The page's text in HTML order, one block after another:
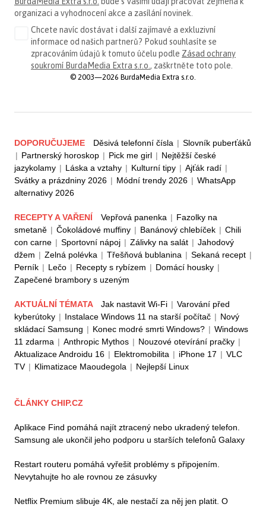
organizaci a vyhodnocení akce a zasílání novinek.
Chcete navíc dostávat i další zajímavé a exkluzivní
informace od našich partnerů? Pokud souhlasíte se
zpracováním údajů k tomuto účelu podle Zásad ochrany
soukromí BurdaMedia Extra s.r.o., zaškrtněte toto pole.
© 2003—2026 BurdaMedia Extra s.r.o.
DOPORUČUJEME Děsivá telefonní čísla | Slovník puberťáků
| Partnerský horoskop | Pick me girl | Nejtěžší české
jazykolamy | Láska a vztahy | Kulturní tipy | Ajťák radí |
Svátky a prázdniny 2026 | Módní trendy 2026 | WhatsApp
alternativy 2026
RECEPTY A VAŘENÍ Vepřová panenka | Fazolky na
smetaně | Čokoládové muffiny | Banánový chlebíček | Chili
con carne | Sportovní nápoj | Zálivky na salát | Jahodový
džem | Zelná polévka | Třešňová bublanina | Sekaná recept |
Perník | Lečo | Recepty s rybízem | Domácí housky |
Zapečené brambory s uzeným
AKTUÁLNÍ TÉMATA Jak nastavit Wi-Fi | Varování před
kyberútoky | Instalace Windows 11 na starší počítač | Nový
skládací Samsung | Konec modré smrti Windows? | Windows
11 zdarma | Anthropic Mythos | Nouzové otevírání pračky |
Aktualizace Androidu 16 | Elektromobilita | iPhone 17 | VLC
TV | Klimatizace Maoudegola | Nejlepší Linux
ČLÁNKY CHIP.CZ
Aplikace Find pomáhá najít ztracený nebo ukradený telefon.
Samsung ale ukončil jeho podporu u starších telefonů Galaxy
Restart routeru pomáhá vyřešit problémy s připojením.
Nevytahujte ho ale rovnou ze zásuvky
Netflix Premium slibuje 4K, ale nestačí za něj jen platit. O